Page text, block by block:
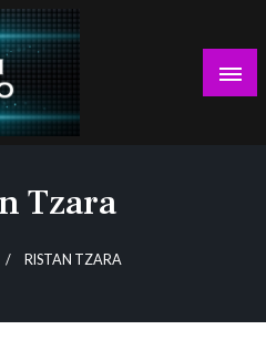
Tzara
RISTAN TZARA